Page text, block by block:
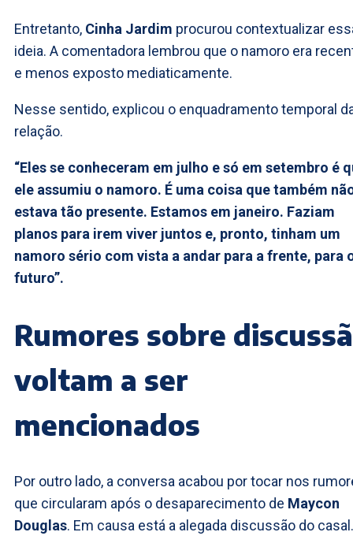
Entretanto, Cinha Jardim procurou contextualizar
ideia. A comentadora lembrou que o namoro era
e menos exposto mediaticamente.
Nesse sentido, explicou o enquadramento temporal
relação.
“Eles se conheceram em julho e só em setembro é
ele assumiu o namoro. É uma coisa que também
estava tão presente. Estamos em janeiro. Faziam
planos para irem viver juntos e, pronto, tinham um
namoro sério com vista a andar para a frente, para
futuro”.
Rumores sobre
voltam a ser
mencionados
Por outro lado, a conversa acabou por tocar nos
que circularam após o desaparecimento de Maycon
Douglas. Em causa está a alegada discussão do casal.